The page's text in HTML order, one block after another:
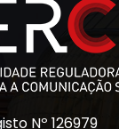
Nº 126979